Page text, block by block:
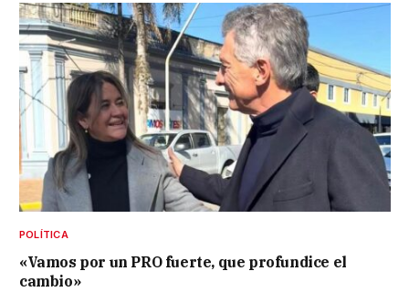
POLÍTICA
«Vamos por un PRO fuerte, que profundice el
cambio»